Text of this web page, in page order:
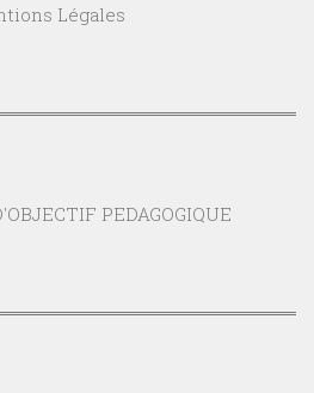
Légales
PEDAGOGIQUE